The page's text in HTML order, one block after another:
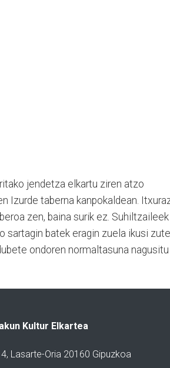
jendetza elkartu ziren atzo
Izurde taberna kanpokaldean.
zen, baina surik ez. Suhiltzaileek
sartagin batek eragin zuela ikusi
ondoren normaltasuna nagusitu
Kultur Elkartea
Lasarte-Oria 20160 Gipuzkoa